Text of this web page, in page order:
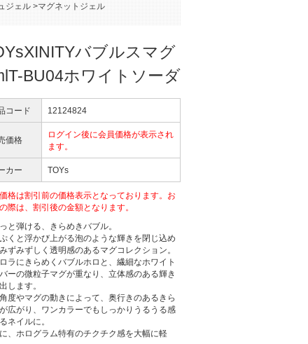
ジェル>マグネットジェル
バブルスマグ
BU04ホワイトソーダ
コード 12124824
価格
ログイン後に会員価格が表示され
ます。
カー TOYs
格は割引前の価格表示となっております。お
際は、割引後の金額となります。
と弾ける、きらめきバブル。
くと浮かび上がる泡のような輝きを閉じ込め
ずみずしく透明感のあるマグコレクション。
ラにきらめくバブルホロと、繊細なホワイト
ーの微粒子マグが重なり、立体感のある輝き
します。
度やマグの動きによって、奥行きのあるきら
広がり、ワンカラーでもしっかりうるうる感
ネイルに。
、ホログラム特有のチクチク感を大幅に軽